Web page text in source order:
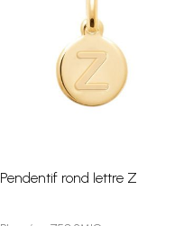
Pendentif rond lettre Z